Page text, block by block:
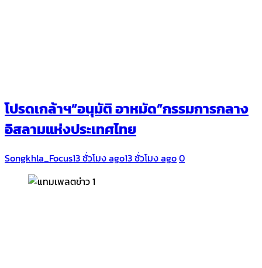
โปรดเกล้าฯ”อนุมัติ อาหมัด”กรรมการกลาง
อิสลามแห่งประเทศไทย
Songkhla_Focus13 ชั่วโมง ago13 ชั่วโมง ago0